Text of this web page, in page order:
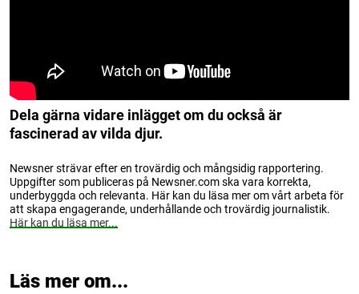
Dela gärna vidare inlägget om du också är
fascinerad av vilda djur.
Newsner strävar efter en trovärdig och mångsidig rapportering.
Uppgifter som publiceras på Newsner.com ska vara korrekta,
underbyggda och relevanta. Här kan du läsa mer om vårt arbeta för
att skapa engagerande, underhållande och trovärdig journalistik.
Här kan du läsa mer...
Läs mer om...